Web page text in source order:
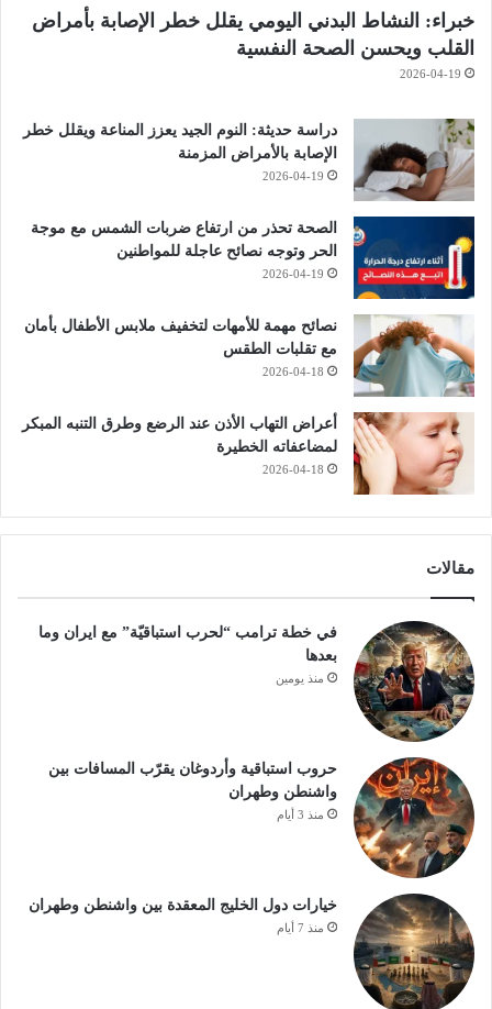
خبراء: النشاط البدني اليومي يقلل خطر الإصابة بأمراض
القلب ويحسن الصحة النفسية
2026-04-19
دراسة حديثة: النوم الجيد يعزز المناعة ويقلل خطر
الإصابة بالأمراض المزمنة
2026-04-19
الصحة تحذر من ارتفاع ضربات الشمس مع موجة
الحر وتوجه نصائح عاجلة للمواطنين
2026-04-19
نصائح مهمة للأمهات لتخفيف ملابس الأطفال بأمان
مع تقلبات الطقس
2026-04-18
أعراض التهاب الأذن عند الرضع وطرق التنبه المبكر
لمضاعفاته الخطيرة
2026-04-18
مقالات
في خطة ترامب “لحرب استباقيّة” مع ايران وما
بعدها
منذ يومين
حروب استباقية وأردوغان يقرّب المسافات بين
واشنطن وطهران
منذ 3 أيام
خيارات دول الخليج المعقدة بين واشنطن وطهران
منذ 7 أيام